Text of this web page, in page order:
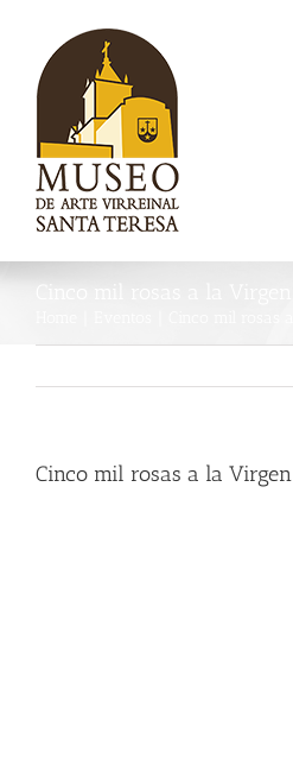
content
Cinco mil rosas a la Virgen
Cinco mil rosas a la Virgen